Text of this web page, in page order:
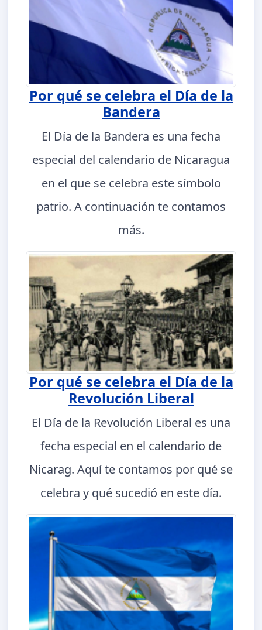
Por qué se celebra el Día de la
Bandera
El Día de la Bandera es una fecha
especial del calendario de Nicaragua
en el que se celebra este símbolo
patrio. A continuación te contamos
más.
Por qué se celebra el Día de la
Revolución Liberal
El Día de la Revolución Liberal es una
fecha especial en el calendario de
Nicarag. Aquí te contamos por qué se
celebra y qué sucedió en este día.